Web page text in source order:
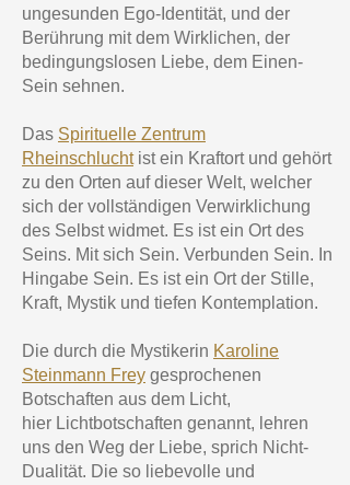
ungesunden Ego-Identität, und der
Berührung mit dem Wirklichen, der
bedingungslosen Liebe, dem Einen-
Sein sehnen.
Das Spirituelle Zentrum
Rheinschluchtist ein Kraftort und gehört
zu den Orten auf dieser Welt, welcher
sich der vollständigen Verwirklichung
des Selbst widmet. Es ist ein Ort des
Seins. Mit sich Sein. Verbunden Sein. In
Hingabe Sein. Es ist ein Ort der Stille,
Kraft, Mystik und tiefen Kontemplation.
Die durch die Mystikerin Karoline
Steinmann Frey gesprochenen
Botschaften aus dem Licht,
hier Lichtbotschaften genannt, lehren
uns den Weg der Liebe, sprich Nicht-
Dualität. Die so liebevolle und